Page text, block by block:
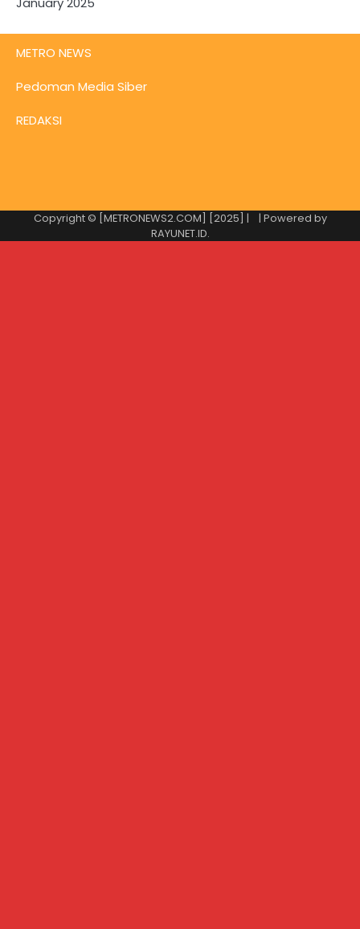
METRO NEWS
Pedoman Media Siber
REDAKSI
Copyright © [METRONEWS2.COM] [2025] |
| Powered by
RAYUNET.ID.